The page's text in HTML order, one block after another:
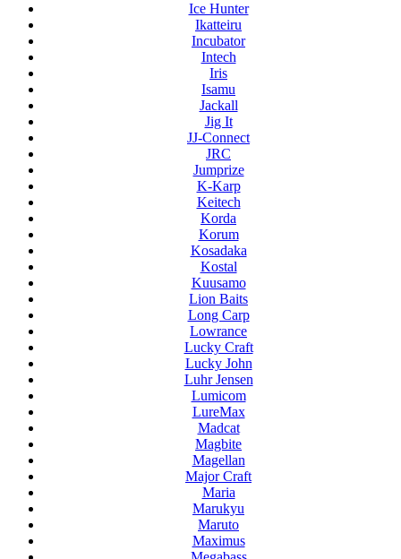
Ice Hunter
Ikatteiru
Incubator
Intech
Iris
Isamu
Jackall
Jig It
JJ-Connect
JRC
Jumprize
K-Karp
Keitech
Korda
Korum
Kosadaka
Kostal
Kuusamo
Lion Baits
Long Carp
Lowrance
Lucky Craft
Lucky John
Luhr Jensen
Lumicom
LureMax
Madcat
Magbite
Magellan
Major Craft
Maria
Marukyu
Maruto
Maximus